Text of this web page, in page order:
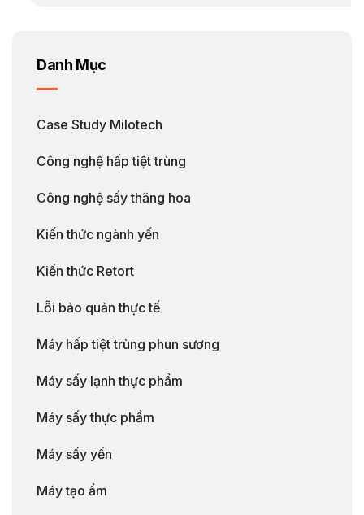
Danh Mục
Case Study Milotech
Công nghệ hấp tiệt trùng
Công nghệ sấy thăng hoa
Kiến thức ngành yến
Kiến thức Retort
Lỗi bảo quản thực tế
Máy hấp tiệt trùng phun sương
Máy sấy lạnh thực phẩm
Máy sấy thực phẩm
Máy sấy yến
Máy tạo ẩm